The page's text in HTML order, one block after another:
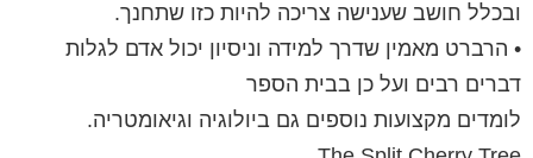
ובכלל חושב שענישה צריכה להיות כזו שתחנך.
• הרברט מאמין שדרך למידה וניסיון יכול אדם לגלות
דברים רבים ועל כן בבית הספר
לומדים מקצועות נוספים גם ביולוגיה וגיאומטריה.